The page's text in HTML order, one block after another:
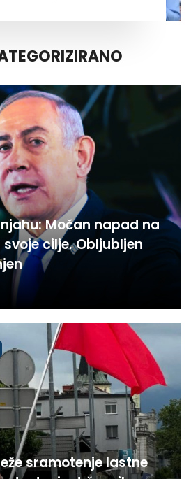
Močan napad na
cilje. Obljubljen
sramotenje lastne